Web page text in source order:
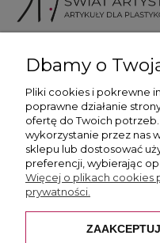
Więcej informacji
Dbamy o
Pliki cookies i pokrewne
poprawne działanie
ofertę do Twoich
wykorzystanie przez nas
sklepu lub dostosować
preferencji, wybierając
Więcej o plikach cookies
prywatności.